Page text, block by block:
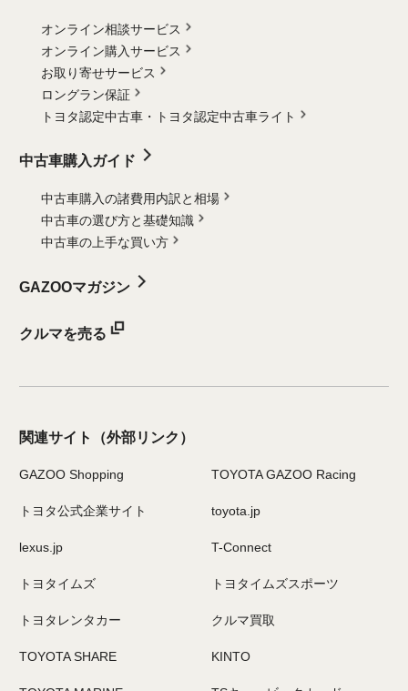
オンライン相談サービス
オンライン購入サービス
お取り寄せサービス
ロングラン保証
トヨタ認定中古車・
トヨタ認定中古車ライト
中古車購入ガイド
中古車購入の諸費用内訳と相場
中古車の選び方と基礎知識
中古車の上手な買い方
GAZOOマガジン
クルマを売る
関連サイト （外部リンク）
GAZOO Shopping TOYOTA GAZOO Racing
トヨタ公式企業サイト toyota.jp
lexus.jp T-Connect
トヨタイムズ トヨタイムズスポーツ
トヨタレンタカー クルマ買取
TOYOTA SHARE KINTO